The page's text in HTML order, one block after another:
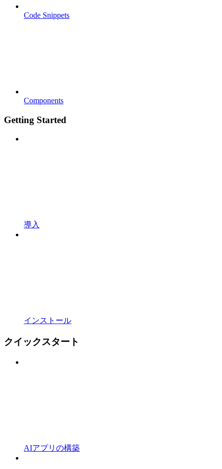
Code Snippets
Components
Getting Started
導入
インストール
クイックスタート
AIアプリの構築